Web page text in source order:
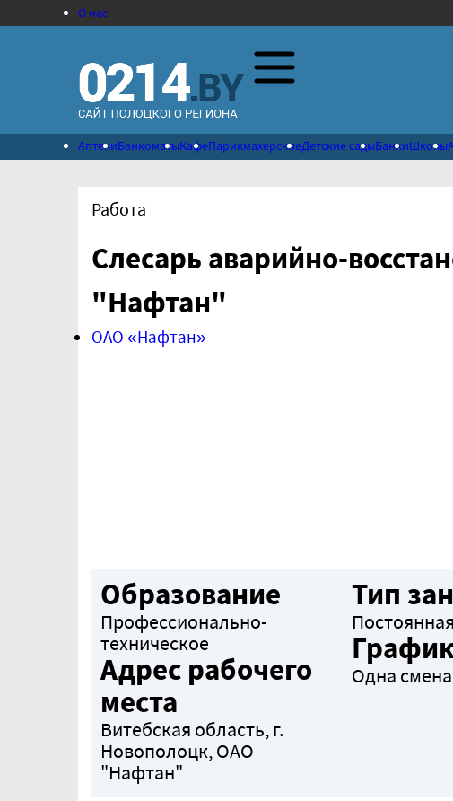
О нас
АптекиБанкоматыКафеПарикмахерскиеДетские садыБанкиШколы
Работа
Слесарь аварийно-
"Нафтан"
ОАО «Нафтан»
Образование
Профессионально-
техническое
Адрес рабочего
места
Витебская область, г.
Новополоцк, ОАО
"Нафтан"
Тип
Постоянная
Одна смена